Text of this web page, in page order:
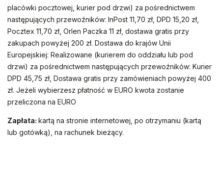
placówki pocztowej, kurier pod drzwi) za pośrednictwem
następujących przewoźników: InPost 11,70 zł, DPD 15,20 zł,
Pocztex 11,70 zł, Orlen Paczka 11 zł, dostawa gratis przy
zakupach powyżej 200 zł. Dostawa do krajów Unii
Europejskiej: Realizowane (kurierem do oddziału lub pod
drzwi) za pośrednictwem następujących przewoźników: Kurier
DPD 45,75 zł, Dostawa gratis przy zamówieniach powyżej 400
zł. Jeżeli wybierzesz płatność w EURO kwota zostanie
przeliczona na EURO
Zapłata: kartą na stronie internetowej, po otrzymaniu (kartą
lub gotówką), na rachunek bieżący.